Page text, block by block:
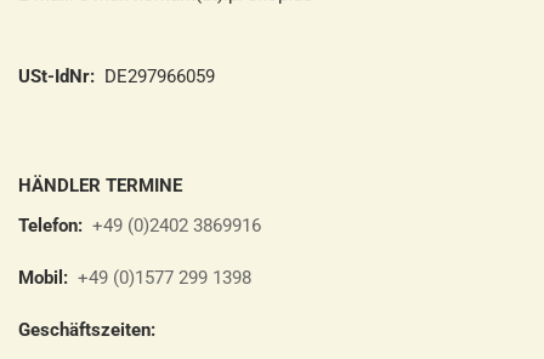
USt-IdNr: DE297966059
HÄNDLER TERMINE
Telefon: +49 (0)2402 3869916
Mobil: +49 (0)1577 299 1398
Geschäftszeiten: